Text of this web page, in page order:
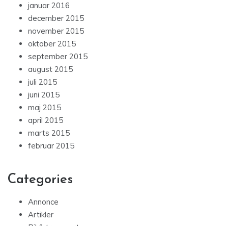
januar 2016
december 2015
november 2015
oktober 2015
september 2015
august 2015
juli 2015
juni 2015
maj 2015
april 2015
marts 2015
februar 2015
Categories
Annonce
Artikler